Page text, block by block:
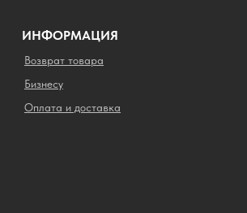
ИНФОРМАЦИЯ
Оплата и доставка
Возврат товара
Бизнесу